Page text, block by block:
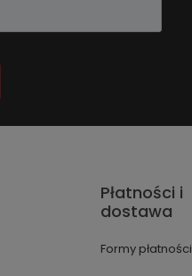
Płatności i
dostawa
Formy płatności